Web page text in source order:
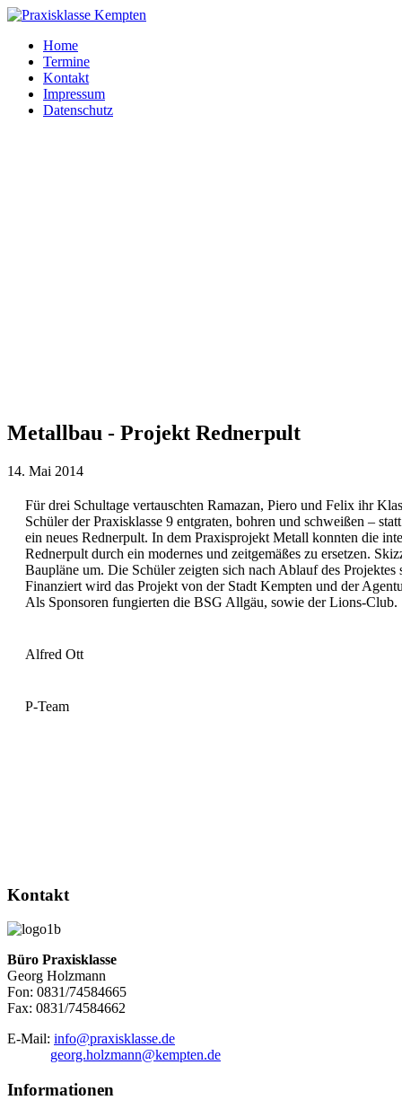
Home
Termine
Kontakt
Impressum
Datenschutz
Metallbau - Projekt Rednerpult
14. Mai 2014
Für drei Schultage vertauschten Ramazan, Piero und Felix ihr
Schüler der Praxisklasse 9 entgraten, bohren und schweißen –
ein neues Rednerpult. In dem Praxisprojekt Metall konnten die
Rednerpult durch ein modernes und zeitgemäßes zu ersetzen.
Baupläne um. Die Schüler zeigten sich nach Ablauf des Projektes
Finanziert wird das Projekt von der Stadt Kempten und der
Als Sponsoren fungierten die BSG Allgäu, sowie der Lions-Club.
Alfred Ott
P-Team
Kontakt
Büro Praxisklasse
Georg Holzmann
Fon: 0831/74584665
Fax: 0831/74584662
E-Mail: info@praxisklasse.de
georg.holzmann@kempten.de
Informationen